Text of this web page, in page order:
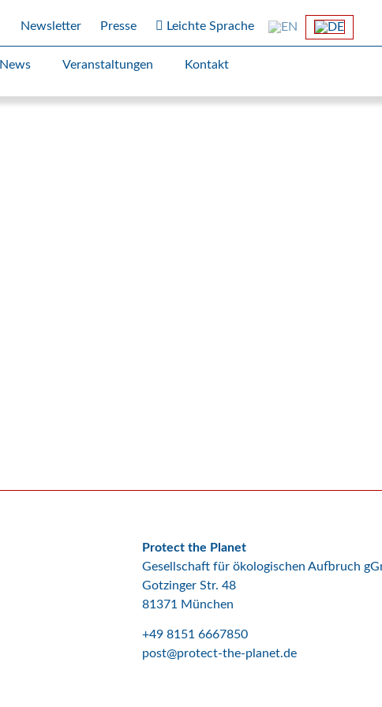
Newsletter Presse Leichte Sprache
News Veranstaltungen Kontakt
Protect the Planet
Gesellschaft für ökologischen Aufbruch
Gotzinger Str. 48
81371 München
+49 8151 6667850
post@protect-the-planet.de